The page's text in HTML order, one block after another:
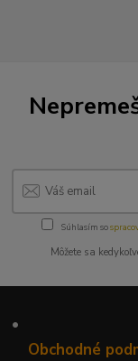
Súhlasím so
Môžete sa
•
Obchodné